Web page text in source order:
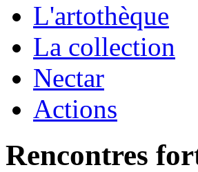
L'artothèque
La collection
Nectar
Actions
Rencontres